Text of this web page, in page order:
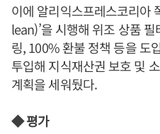
이에 알리익스프레스코리아
lean)’을 시행해 위조 상품
링, 100% 환불 정책 등을 도
투입해 지식재산권 보호 및
계획을 세워뒀다.
◆ 평가